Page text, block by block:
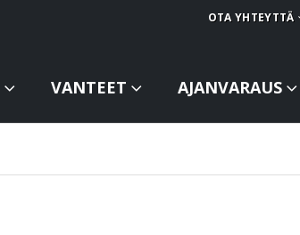
OTA YHTEYTTÄ
VANTEET AJANVARAUS